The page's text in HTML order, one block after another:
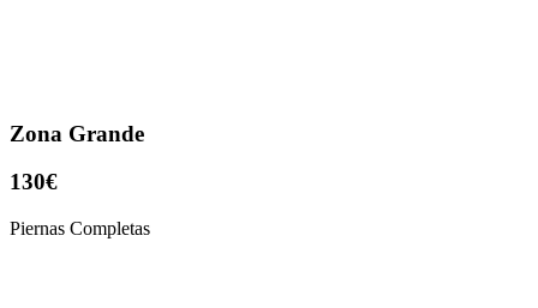
Zona Grande
130€
Piernas Completas